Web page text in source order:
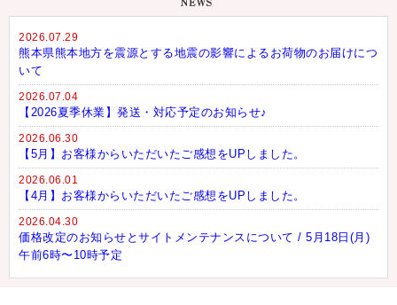
2026.07.29
熊本県熊本地方を震源とする地震の影響によるお荷物のお届けにつ
いて
2026.07.04
【2026夏季休業】発送・対応予定のお知らせ♪
2026.06.30
【5月】お客様からいただいたご感想をUPしました。
2026.06.01
【4月】お客様からいただいたご感想をUPしました。
2026.04.30
価格改定のお知らせとサイトメンテナンスについて / 5月18日(月)
午前6時〜10時予定